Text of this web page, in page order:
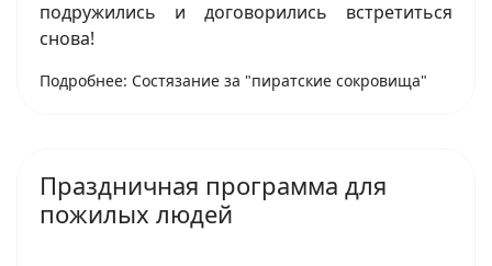
подружились и договорились встретиться
снова!
Подробнее: Состязание за "пиратские сокровища"
Праздничная программа для
пожилых людей